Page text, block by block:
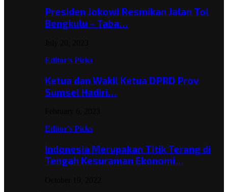
Presiden Jokowi Resmikan Jalan Tol
Bengkulu – Taba…
Editor's Picks
Ketua dan Wakil Ketua DPRD Prov
Sumsel Hadiri…
Editor's Picks
Indonesia Merupakan Titik Terang di
Tengah Kesuraman Ekonomi…